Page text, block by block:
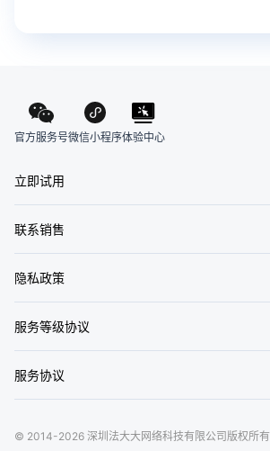
官方服务号微信小程序体验中心
立即试用
联系销售
隐私政策
服务等级协议
服务协议
© 2014-2026 深圳法大大网络科技有限公司版权所有